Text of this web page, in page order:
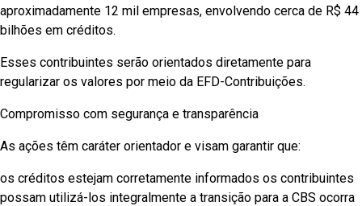
aproximadamente 12 mil empresas, envolvendo cerca de R$ 44
bilhões em créditos.
Esses contribuintes serão orientados diretamente para
regularizar os valores por meio da EFD-Contribuições.
Compromisso com segurança e transparência
As ações têm caráter orientador e visam garantir que:
os créditos estejam corretamente informados os contribuintes
possam utilizá-los integralmente a transição para a CBS ocorra